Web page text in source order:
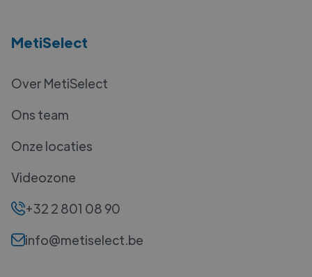
MetiSelect
Over MetiSelect
Ons team
Onze locaties
Videozone
+32 2 801 08 90
info@metiselect.be